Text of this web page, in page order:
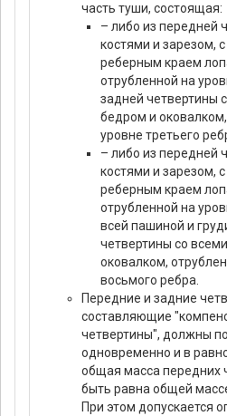
часть туши, состоящая:
– либо из передней
костями и зарезом,
реберным краем
отрубленной на
задней четвертины
бедром и
уровне третьего
– либо из передней
костями и зарезом,
реберным краем
отрубленной на
всей пашиной и
четвертины со
оковалком,
восьмого ребра.
Передние и задние
составляющие
четвертины", должны
одновременно и в
общая масса передних
быть равна общей
При этом допускается